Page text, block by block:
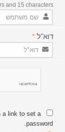
and 15 characters.
דוא"ל*
a link to set a
password.